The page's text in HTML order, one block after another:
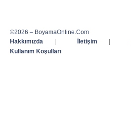
©2026 – BoyamaOnline.Com
Hakkımızda
| İletişim |
Kullanım Koşulları